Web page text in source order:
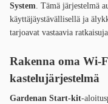
System . Tämä järjestelmä
käyttäjäystävällisellä ja
tarjoavat vastaavia
Rakenna oma Wi-
kastelujärjestelmä
Gardenan Start-kit-